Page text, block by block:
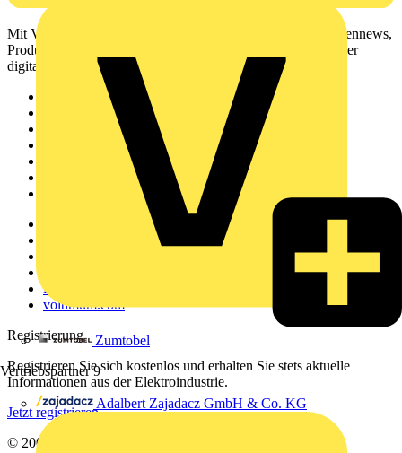
Zumtobel
Vertriebspartner 9
Adalbert Zajadacz GmbH & Co. KG
Mit Voltimum erhalten Elektrofachkräfte Zugang zu Branchennews,
Produktinformationen, Schulungen und Tools – alles auf einer
digitalen Plattform und Community.
Häufig gestellte Fragen
voltimum.com
Registrierung
Registrieren Sie sich kostenlos und erhalten Sie stets aktuelle
Informationen aus der Elektroindustrie.
Jetzt registrieren
© 2002-